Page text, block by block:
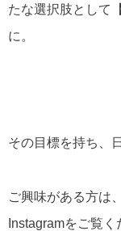
たな選択肢として
に。
その目標を持ち、
ご興味がある方は
Instagramをご覧く